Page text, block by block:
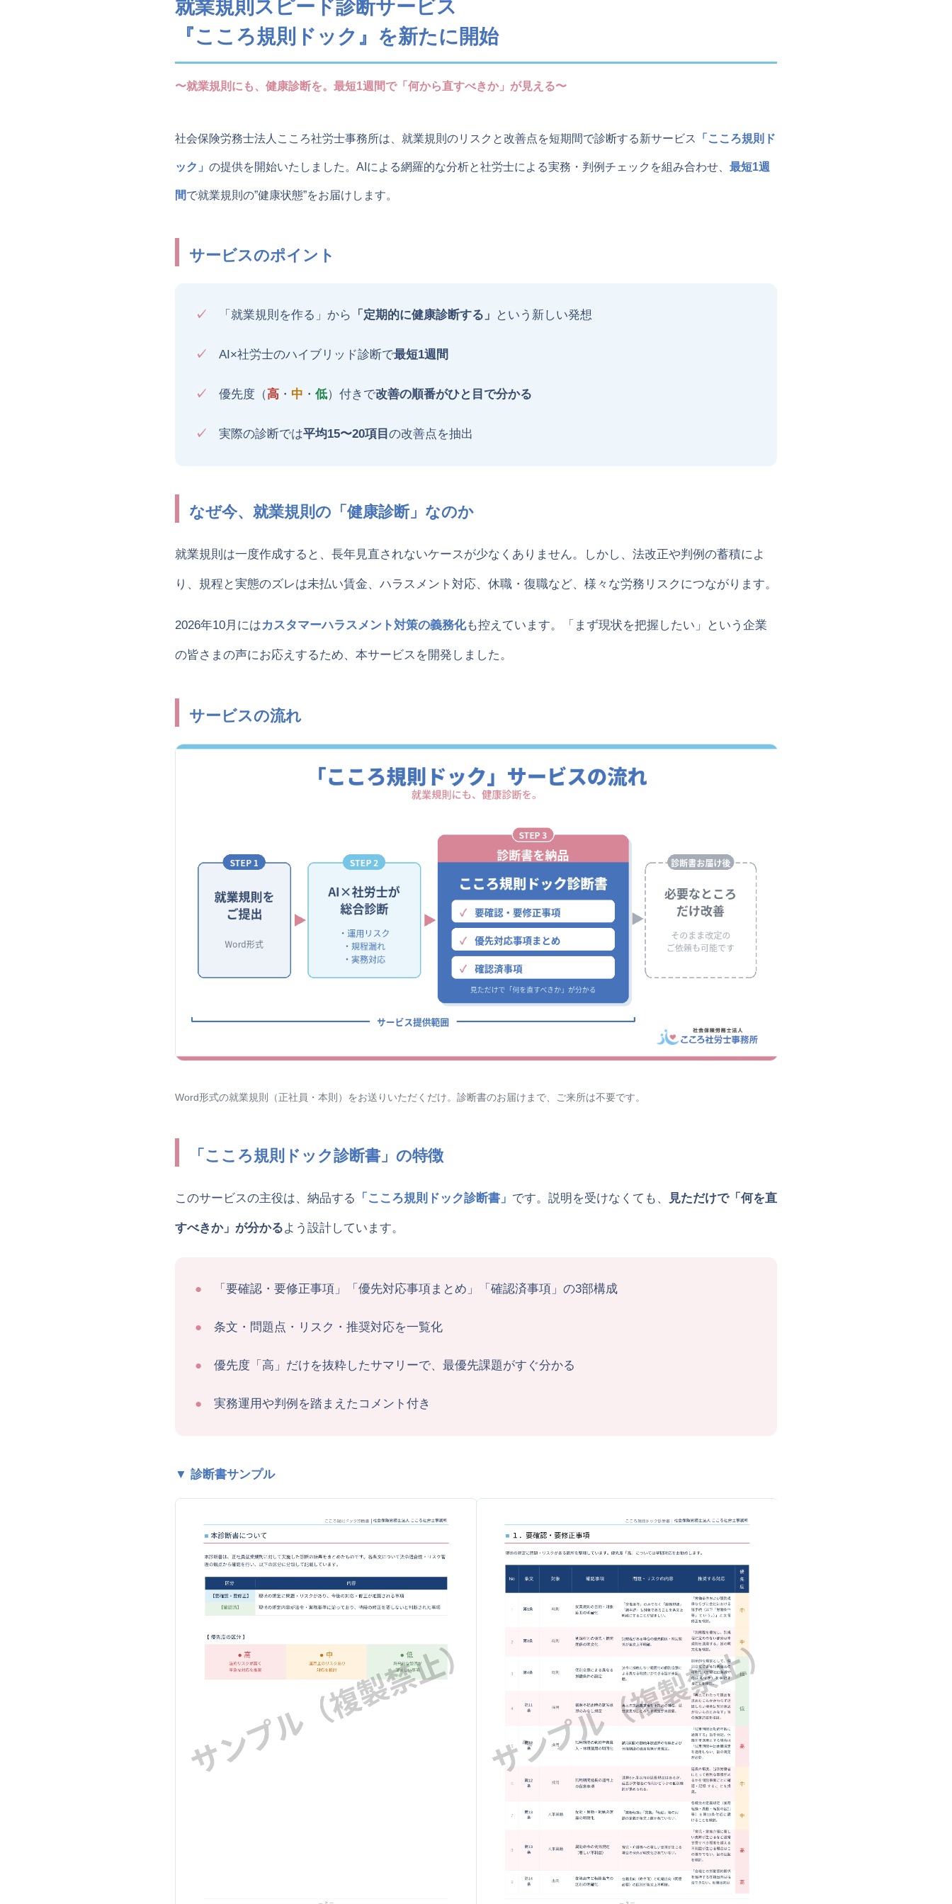
就業規則スピード診断サービス
『こころ規則ドック』を新たに開始
〜就業規則にも、健康診断を。最短1週間で「何から直すべきか」が見える〜
社会保険労務士法人こころ社労士事務所は、就業規則のリスクと改善点を短期間で診断する新サービス 「こころ規則ド
ック」 の提供を開始いたしました。AIによる網羅的な分析と社労士による実務・判例チェックを組み合わせ、 最短1週
間で就業規則の”健康状態”をお届けします。
サービスのポイント
✓ 「就業規則を作る」から 「定期的に健康診断する」 という新しい発想
✓ AI×社労士のハイブリッド診断で最短1週間
✓ 優先度（高 ・ 中 ・ 低）付きで改善の順番がひと目で分かる
✓ 実際の診断では平均15〜20項目 の改善点を抽出
なぜ今、就業規則の「健康診断」なのか
就業規則は一度作成すると、長年見直されないケースが少なくありません。しかし、法改正や判例の蓄積によ
り、規程と実態のズレは未払い賃金、ハラスメント対応、休職・復職など、様々な労務リスクにつながります。
2026年10月にはカスタマーハラスメント対策の義務化も控えています。「まず現状を把握したい」という企業
の皆さまの声にお応えするため、本サービスを開発しました。
サービスの流れ
Word形式の就業規則（正社員・本則）をお送りいただくだけ。診断書のお届けまで、ご来所は不要です。
「こころ規則ドック診断書」の特徴
このサービスの主役は、納品する 「こころ規則ドック診断書」 です。説明を受けなくても、 見ただけで「何を直
すべきか」が分かるよう設計しています。
● 「要確認・要修正事項」「優先対応事項まとめ」「確認済事項」の3部構成
● 条文・問題点・リスク・推奨対応を一覧化
● 優先度「高」だけを抜粋したサマリーで、最優先課題がすぐ分かる
● 実務運用や判例を踏まえたコメント付き
▼ 診断書サンプル
経営理念
お客様の声
顧問契約
未来創造就業規則｜こころオリジナル就業規則
未来創造プロジェクト｜こころオリジナル人事評価制度
障害年金